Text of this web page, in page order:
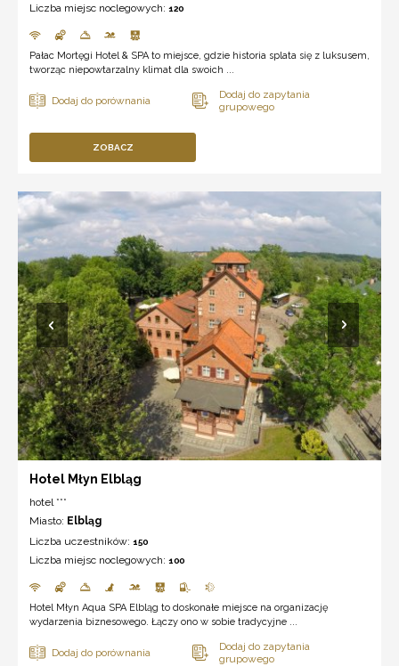
Liczba miejsc noclegowych: 120
Pałac Mortęgi Hotel & SPA to miejsce, gdzie historia splata się z luksusem,
tworząc niepowtarzalny klimat dla swoich ...
ZOBACZ
Hotel Młyn Elbląg
hotel ***
Miasto: Elbląg
Liczba uczestników: 150
Liczba miejsc noclegowych: 100
Hotel Młyn Aqua SPA Elbląg to doskonałe miejsce na organizację
wydarzenia biznesowego. Łączy ono w sobie tradycyjne ...